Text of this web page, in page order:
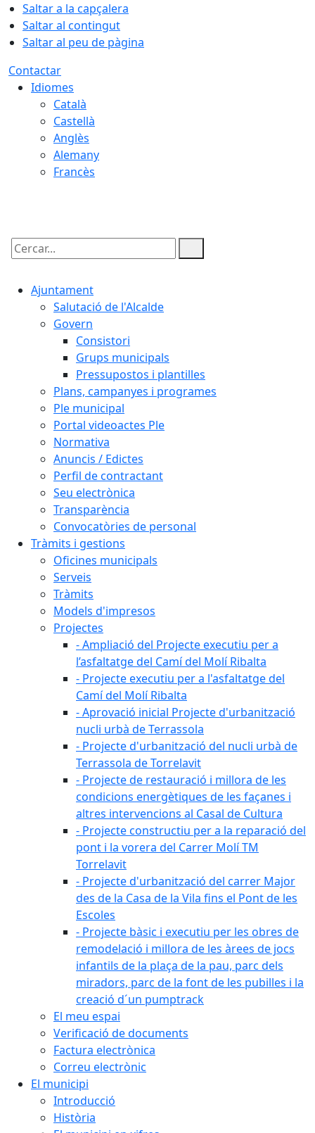
Saltar a la capçalera
Saltar al contingut
Saltar al peu de pàgina
Contactar
Idiomes
Català
Castellà
Anglès
Alemany
Francès
Cercar:
Ajuntament
Salutació de l'Alcalde
Govern
Consistori
Grups municipals
Pressupostos i plantilles
Plans, campanyes i programes
Ple municipal
Portal videoactes Ple
Normativa
Anuncis / Edictes
Perfil de contractant
Seu electrònica
Transparència
Convocatòries de personal
Tràmits i gestions
Oficines municipals
Serveis
Tràmits
Models d'impresos
Projectes
- Ampliació del Projecte executiu per a
l’asfaltatge del Camí del Molí Ribalta
- Projecte executiu per a l'asfaltatge del
Camí del Molí Ribalta
- Aprovació inicial Projecte d'urbanització
nucli urbà de Terrassola
- Projecte d'urbanització del nucli urbà de
Terrassola de Torrelavit
- Projecte de restauració i millora de les
condicions energètiques de les façanes i
altres intervencions al Casal de Cultura
- Projecte constructiu per a la reparació del
pont i la vorera del Carrer Molí TM
Torrelavit
- Projecte d'urbanització del carrer Major
des de la Casa de la Vila fins el Pont de les
Escoles
- Projecte bàsic i executiu per les obres de
remodelació i millora de les àrees de jocs
infantils de la plaça de la pau, parc dels
miradors, parc de la font de les pubilles i la
creació d´un pumptrack
El meu espai
Verificació de documents
Factura electrònica
Correu electrònic
El municipi
Introducció
Història